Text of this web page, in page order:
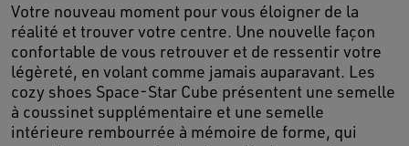
Votre nouveau moment pour vous éloigner de la
réalité et trouver votre centre. Une nouvelle façon
confortable de vous retrouver et de ressentir votre
légèreté, en volant comme jamais auparavant. Les
cozy shoes Space-Star Cube présentent une semelle
à coussinet supplémentaire et une semelle
intérieure rembourrée à mémoire de forme, qui